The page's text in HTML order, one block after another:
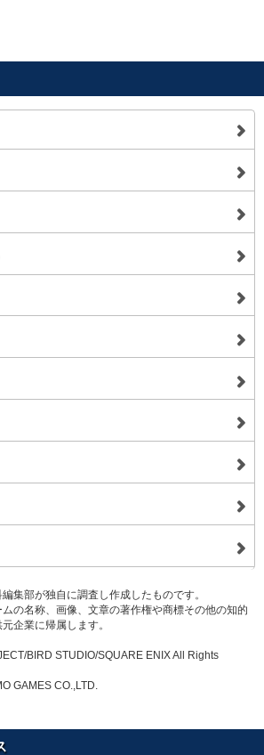
集部が独自に調査し作成したものです。
の名称、画像、文章の著作権や商標その他の知的
企業に帰属します。
BIRD STUDIO/SQUARE ENIX All Rights
GAMES CO.,LTD.